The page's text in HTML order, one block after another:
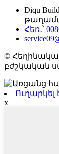
Diqu
Հեռ․՝
©
բժշկական
Ուղարկել
x